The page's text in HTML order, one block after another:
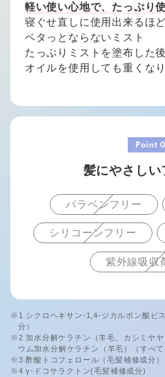
軽い使い心地で、たっぷり
寝ぐせ直しに使用出来るほ
ベタっとならないミスト
たっぷりミストを塗布した
オイルを使用しても重くな
髪にやさし
パラベンフリー
シリコーンフリー
紫外線吸収
※1 シクロヘキサン-1,4-ジカルボン酸ビ
分）
※2 加水分解ケラチン（羊毛、カシミヤ
ウム加水分解ケラチン（羊毛）（すべて
※3 酢酸トコフェロール（毛髪補修成分）
※4 γ-ドコサラクトン(毛髪補修成分)